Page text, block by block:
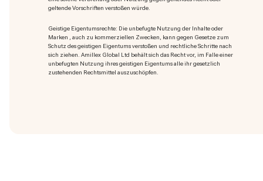
geltende Vorschriften verstoßen würde.
Geistige Eigentumsrechte: Die unbefugte Nutzung der Inhalte oder
Marken , auch zu kommerziellen Zwecken, kann gegen Gesetze zum
Schutz des geistigen Eigentums verstoßen und rechtliche Schritte nach
sich ziehen. Amillex Global Ltd behält sich das Recht vor, im Falle einer
unbefugten Nutzung ihres geistigen Eigentums alle ihr gesetzlich
zustehenden Rechtsmittel auszuschöpfen.